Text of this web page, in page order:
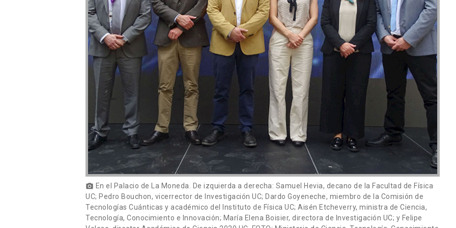
photo_camera En el Palacio de La Moneda. De izquierda a derecha: Samuel Hevia, decano de la Facultad de Física
UC; Pedro Bouchon, vicerrector de Investigación UC; Dardo Goyeneche, miembro de la Comisión de
Tecnologías Cuánticas y académico del Instituto de Física UC; Aisén Etcheverry, ministra de Ciencia,
Tecnología, Conocimiento e Innovación; María Elena Boisier, directora de Investigación UC; y Felipe